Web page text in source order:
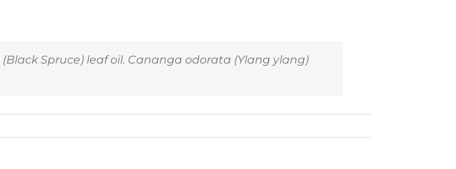
(Black Spruce) leaf oil. Cananga odorata (Ylang ylang)